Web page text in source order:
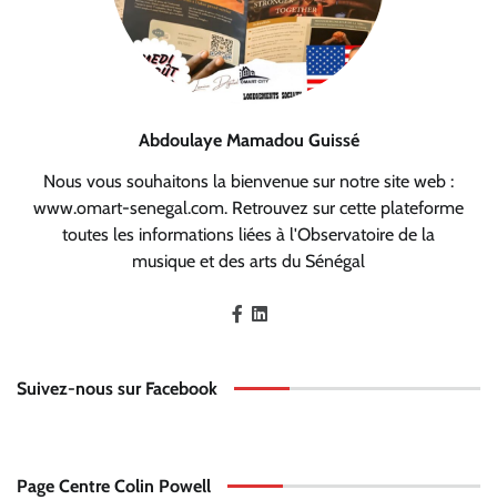
Abdoulaye Mamadou Guissé
Nous vous souhaitons la bienvenue sur notre site web :
www.omart-senegal.com. Retrouvez sur cette plateforme
toutes les informations liées à l'Observatoire de la
musique et des arts du Sénégal
Suivez-nous sur Facebook
Page Centre Colin Powell